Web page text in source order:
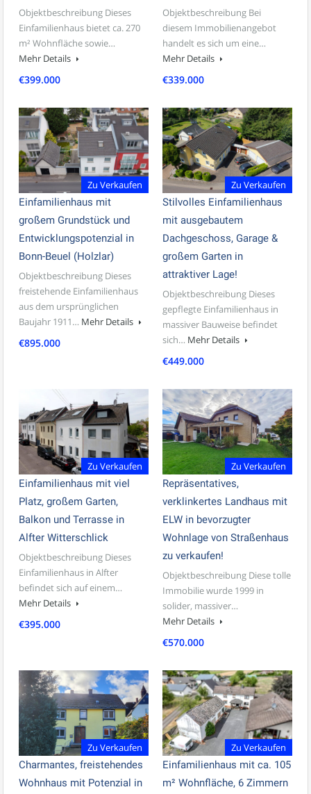
Objektbeschreibung Dieses
Einfamilienhaus bietet ca. 270
m² Wohnfläche sowie…
Mehr Details
€399.000
Objektbeschreibung Bei
diesem Immobilienangebot
handelt es sich um eine…
Mehr Details
€339.000
Zu Verkaufen
Einfamilienhaus mit
großem Grundstück und
Entwicklungspotenzial in
Bonn-Beuel (Holzlar)
Objektbeschreibung Dieses
freistehende Einfamilienhaus
aus dem ursprünglichen
Baujahr 1911… Mehr Details
€895.000
Zu Verkaufen
Stilvolles Einfamilienhaus
mit ausgebautem
Dachgeschoss, Garage &
großem Garten in
attraktiver Lage!
Objektbeschreibung Dieses
gepflegte Einfamilienhaus in
massiver Bauweise befindet
sich… Mehr Details
€449.000
Zu Verkaufen
Einfamilienhaus mit viel
Platz, großem Garten,
Balkon und Terrasse in
Alfter Witterschlick
Objektbeschreibung Dieses
Einfamilienhaus in Alfter
befindet sich auf einem…
Mehr Details
€395.000
Zu Verkaufen
Repräsentatives,
verklinkertes Landhaus mit
ELW in bevorzugter
Wohnlage von Straßenhaus
zu verkaufen!
Objektbeschreibung Diese tolle
Immobilie wurde 1999 in
solider, massiver…
Mehr Details
€570.000
Zu Verkaufen
Charmantes, freistehendes
Wohnhaus mit Potenzial in
Zu Verkaufen
Einfamilienhaus mit ca. 105
m² Wohnfläche, 6 Zimmern